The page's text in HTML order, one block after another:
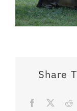
Share
Facebook